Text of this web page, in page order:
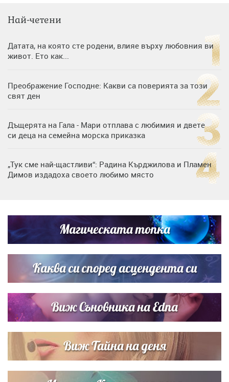
Най-четени
Датата, на която сте родени, влияе върху любовния ви
живот. Ето как...
Преображение Господне: Какви са поверията за този
свят ден
Дъщерята на Гала - Мари отплава с любимия и двете
си деца на семейна морска приказка
„Тук сме най-щастливи“: Радина Кърджилова и Пламен
Димов издадоха своето любимо място
Братя Аргирови я изненадаха с песен
Магическата топка
Каква си според асцендента си
Виж Съновника на Edna
Виж Тайна на деня